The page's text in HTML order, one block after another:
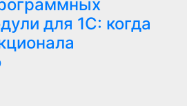
для 1С: когда